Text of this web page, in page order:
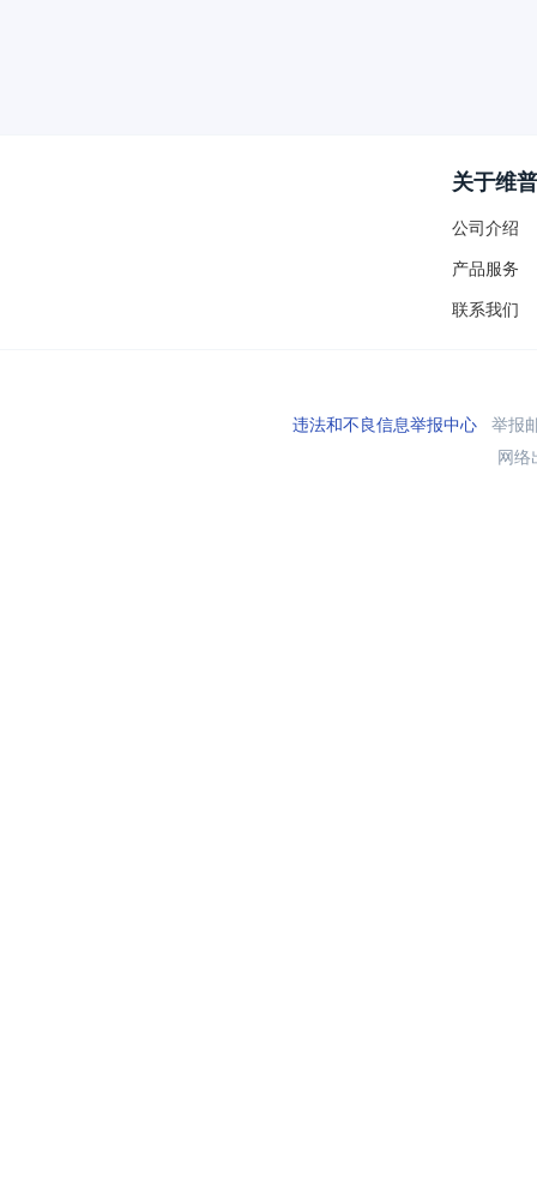
关于维普
公司介绍
产品服务
联系我们
违法和不良信息举报中心举报
网